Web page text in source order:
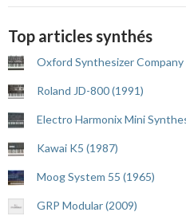
Top articles synthés
Oxford Synthesizer Company
Roland JD-800 (1991)
Electro Harmonix Mini
Kawai K5 (1987)
Moog System 55 (1965)
GRP Modular (2009)